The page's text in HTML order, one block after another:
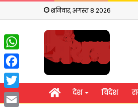
शनिवार, अगस्त 8 2026
होम देश विदेश
WhatsApp
Facebook
Twitter